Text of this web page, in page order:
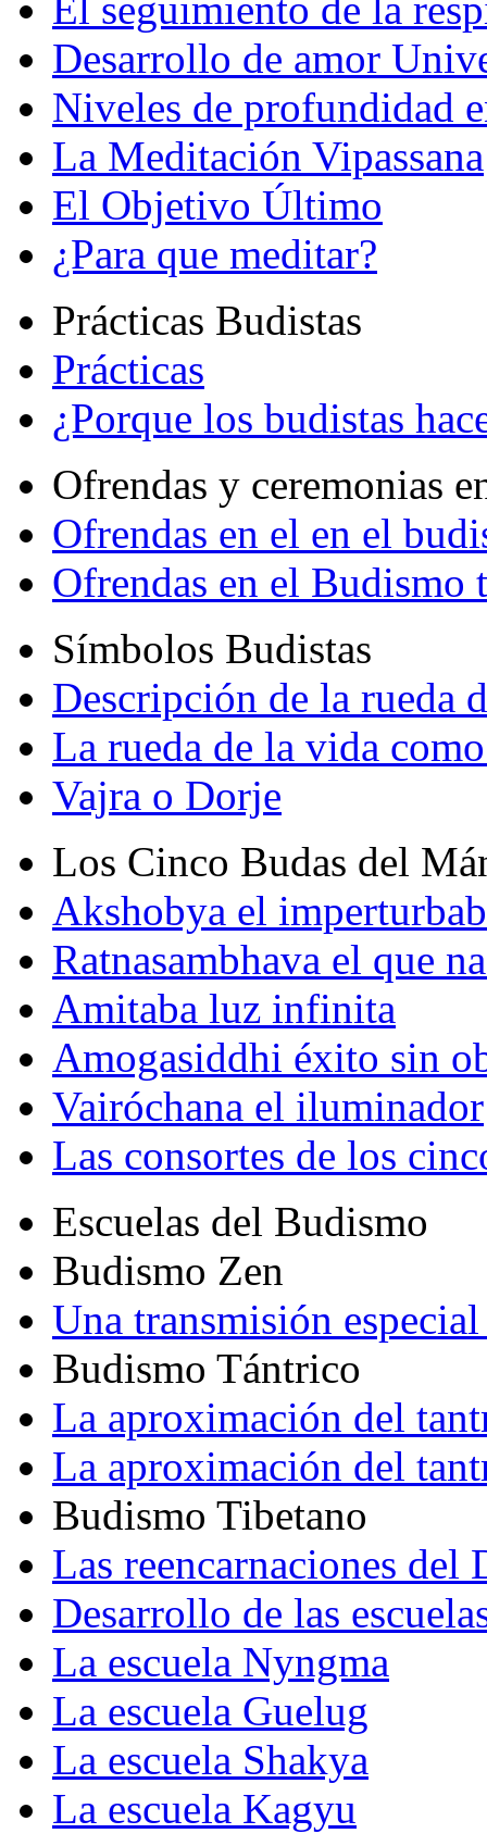
Desarrollo de amor
Niveles de profundidad
La Meditación Vipassana
El Objetivo Último
¿Para que meditar?
Prácticas Budistas
Prácticas
¿Porque los budistas
Ofrendas y ceremonias
Ofrendas en el en el
Ofrendas en el Budismo
Símbolos Budistas
Descripción de la rueda
La rueda de la vida
Vajra o Dorje
Los Cinco Budas del
Akshobya el
Ratnasambhava el que
Amitaba luz infinita
Amogasiddhi éxito sin
Vairóchana el iluminador
Las consortes de los
Escuelas del Budismo
Budismo Zen
Una transmisión
Budismo Tántrico
La aproximación del
La aproximación del
Budismo Tibetano
Las reencarnaciones del
Desarrollo de las
La escuela Nyngma
La escuela Guelug
La escuela Shakya
La escuela Kagyu